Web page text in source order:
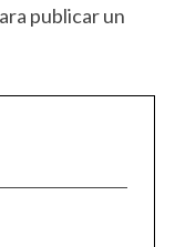
publicar un